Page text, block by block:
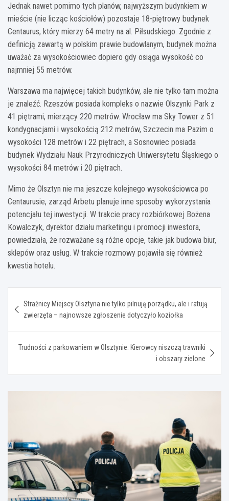
Jednak nawet pomimo tych planów, najwyższym budynkiem w
mieście (nie licząc kościołów) pozostaje 18-piętrowy budynek
Centaurus, który mierzy 64 metry na al. Piłsudskiego. Zgodnie z
definicją zawartą w polskim prawie budowlanym, budynek można
uważać za wysokościowiec dopiero gdy osiąga wysokość co
najmniej 55 metrów.
Warszawa ma najwięcej takich budynków, ale nie tylko tam można
je znaleźć. Rzeszów posiada kompleks o nazwie Olszynki Park z
41 piętrami, mierzący 220 metrów. Wrocław ma Sky Tower z 51
kondygnacjami i wysokością 212 metrów, Szczecin ma Pazim o
wysokości 128 metrów i 22 piętrach, a Sosnowiec posiada
budynek Wydziału Nauk Przyrodniczych Uniwersytetu Śląskiego o
wysokości 84 metrów i 20 piętrach.
Mimo że Olsztyn nie ma jeszcze kolejnego wysokościowca po
Centaurusie, zarząd Arbetu planuje inne sposoby wykorzystania
potencjału tej inwestycji. W trakcie pracy rozbiórkowej Bożena
Kowalczyk, dyrektor działu marketingu i promocji inwestora,
powiedziała, że rozważane są różne opcje, takie jak budowa biur,
sklepów oraz usług. W trakcie rozmowy pojawiła się również
kwestia hotelu.
wpisu
Strażnicy Miejscy Olsztyna nie tylko pilnują porządku, ale i ratują
zwierzęta – najnowsze zgłoszenie dotyczyło koziołka
Trudności z parkowaniem w Olsztynie: Kierowcy niszczą trawniki
i obszary zielone